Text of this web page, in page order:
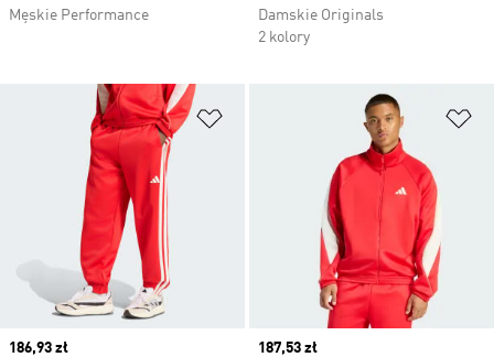
Męskie Performance
Damskie Originals
2 kolory
Dodaj do listy życzeń
Current price
186,93 zł Current price
187,53 zł